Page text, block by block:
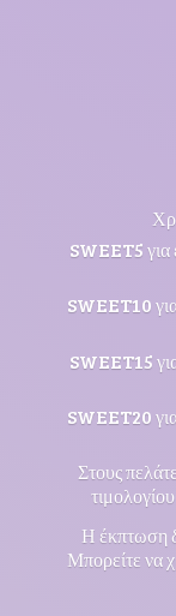
SWEET5 για
SWEET10
SWEET15
SWEET20
Στους
Η έκπτωση
Μπορείτε να